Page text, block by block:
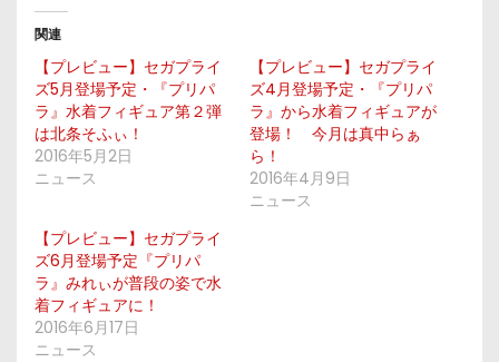
関連
【プレビュー】セガプライ
ズ5月登場予定・『プリパ
ラ』水着フィギュア第２弾
は北条そふぃ！
2016年5月2日
ニュース
【プレビュー】セガプライ
ズ4月登場予定・『プリパ
ラ』から水着フィギュアが
登場！ 今月は真中らぁ
ら！
2016年4月9日
ニュース
【プレビュー】セガプライ
ズ6月登場予定『プリパ
ラ』みれぃが普段の姿で水
着フィギュアに！
2016年6月17日
ニュース